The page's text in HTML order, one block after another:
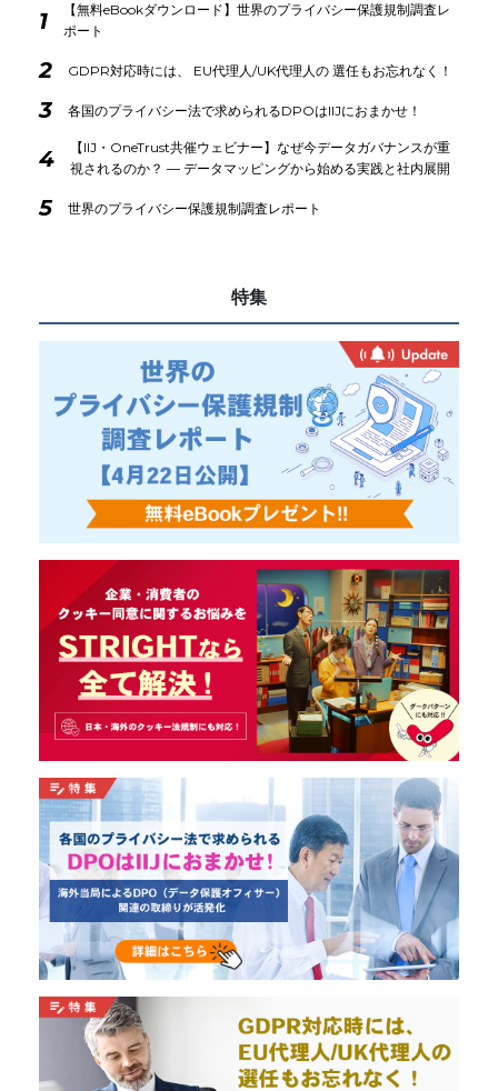
1
【無料eBookダウンロード】世界のプライバシー保護規制調査レ
ポート
2 GDPR対応時には、 EU代理人/UK代理人の 選任もお忘れなく！
3 各国のプライバシー法で求められるDPOはIIJにおまかせ！
4
【IIJ・OneTrust共催ウェビナー】なぜ今データガバナンスが重
視されるのか？ ― データマッピングから始める実践と社内展開
5 世界のプライバシー保護規制調査レポート
特集